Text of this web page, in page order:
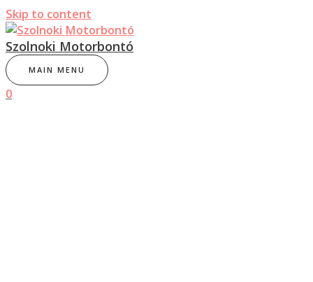
Skip to content
Szolnoki Motorbontó
MAIN MENU
0